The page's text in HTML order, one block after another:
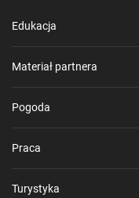
Edukacja
Materiał partnera
Pogoda
Praca
Turystyka